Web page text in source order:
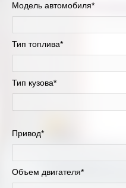
Модель автомобиля*
Тип топлива*
Тип кузова*
Привод*
Объем двигателя*